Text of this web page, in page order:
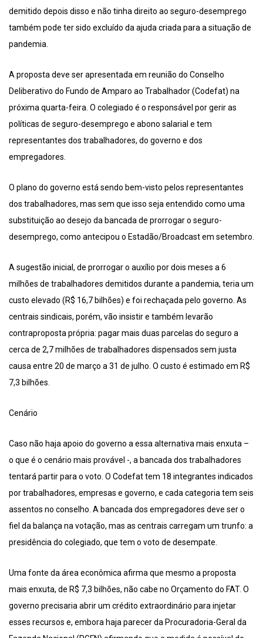
demitido depois disso e não tinha direito ao seguro-desemprego
também pode ter sido excluído da ajuda criada para a situação de
pandemia.
A proposta deve ser apresentada em reunião do Conselho
Deliberativo do Fundo de Amparo ao Trabalhador (Codefat) na
próxima quarta-feira. O colegiado é o responsável por gerir as
políticas de seguro-desemprego e abono salarial e tem
representantes dos trabalhadores, do governo e dos
empregadores.
O plano do governo está sendo bem-visto pelos representantes
dos trabalhadores, mas sem que isso seja entendido como uma
substituição ao desejo da bancada de prorrogar o seguro-
desemprego, como antecipou o Estadão/Broadcast em setembro.
A sugestão inicial, de prorrogar o auxílio por dois meses a 6
milhões de trabalhadores demitidos durante a pandemia, teria um
custo elevado (R$ 16,7 bilhões) e foi rechaçada pelo governo. As
centrais sindicais, porém, vão insistir e também levarão
contraproposta própria: pagar mais duas parcelas do seguro a
cerca de 2,7 milhões de trabalhadores dispensados sem justa
causa entre 20 de março a 31 de julho. O custo é estimado em R$
7,3 bilhões.
Cenário
Caso não haja apoio do governo a essa alternativa mais enxuta –
o que é o cenário mais provável -, a bancada dos trabalhadores
tentará partir para o voto. O Codefat tem 18 integrantes indicados
por trabalhadores, empresas e governo, e cada categoria tem seis
assentos no conselho. A bancada dos empregadores deve ser o
fiel da balança na votação, mas as centrais carregam um trunfo: a
presidência do colegiado, que tem o voto de desempate.
Uma fonte da área econômica afirma que mesmo a proposta
mais enxuta, de R$ 7,3 bilhões, não cabe no Orçamento do FAT. O
governo precisaria abrir um crédito extraordinário para injetar
esses recursos e, embora haja parecer da Procuradoria-Geral da